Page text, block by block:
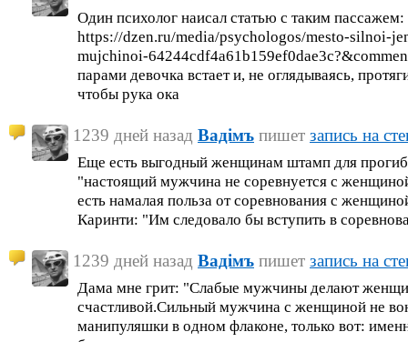
Один психолог наисал статью с таким пассажем:
https://dzen.ru/media/psychologos/mesto-silnoi-
mujchinoi-
парами девочка встает и, не оглядываясь,
чтобы рука ока
1239 дней назад Вадiмъ пишет запись на
Еще есть выгодный женщинам штамп для
"настоящий мужчина не соревнуется с
есть намалая польза от соревнования с
Каринти: "Им следовало бы вступить в
1239 дней назад Вадiмъ пишет запись на
Дама мне грит: "Слабые мужчины делают
счастливой.Сильный мужчина с женщиной не
манипуляшки в одном флаконе, только вот: